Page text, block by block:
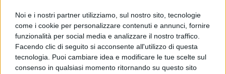
Noi e i nostri partner utilizziamo, sul nostro sito, tecnologie
come i cookie per personalizzare contenuti e annunci, fornire
funzionalità per social media e analizzare il nostro traffico.
Facendo clic di seguito si acconsente all'utilizzo di questa
tecnologia. Puoi cambiare idea e modificare le tue scelte sul
consenso in qualsiasi momento ritornando su questo sito
con una precisione senza precedenti.
TSMCdetiene circa il 55 per cento del mercato
globalee Taiwan produce quasi tutti i processori
più avanzati, una posizione di mercato